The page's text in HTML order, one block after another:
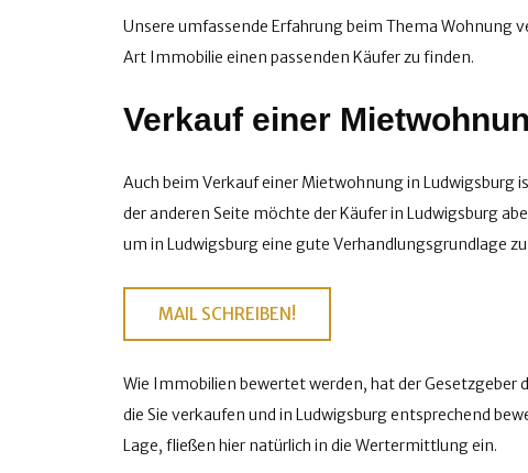
Unsere umfassende Erfahrung beim Thema Wohnung
Art Immobilie einen passenden Käufer zu finden.
Verkauf einer
Auch beim Verkauf einer Mietwohnung in Ludwigsburg
der anderen Seite möchte der Käufer in Ludwigsburg
um in Ludwigsburg eine gute Verhandlungsgrundlage
MAIL SCHREIBEN!
Wie Immobilien bewertet werden, hat der Gesetzgeber
die Sie verkaufen und in Ludwigsburg entsprechend
Lage, fließen hier natürlich in die Wertermittlung ein.